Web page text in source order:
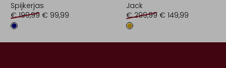
Spijkerjas
€ 199,99 € 99,99
Jack
€ 299,99 € 149,99